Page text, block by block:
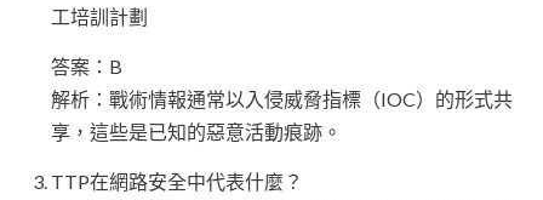
工培訓計劃
答案：B
解析：戰術情報通常以入侵威脅指標（IOC）的形式共
享，這些是已知的惡意活動痕跡。
TTP在網路安全中代表什麼？